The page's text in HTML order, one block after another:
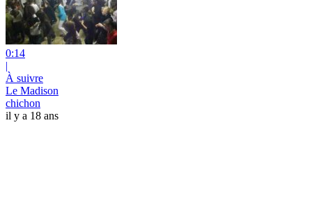
0:14
|
À suivre
Le Madison
chichon
il y a 18 ans